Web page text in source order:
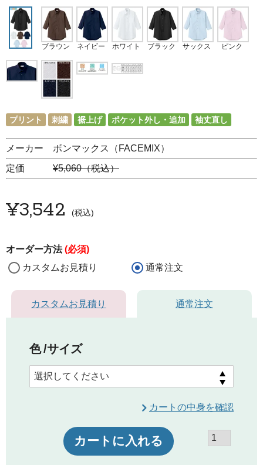
ブラウン ネイビー ホワイト ブラック サックス ピンク
プリント 刺繍 裾上げ ポケット外し・追加 袖丈直し
メーカー ボンマックス（FACEMIX）
定価 ¥5,060（税込）
¥3,542 税込
オーダー方法(必須)
カスタムお見積り
通常注文
カスタムお見積り 通常注文
色 サイズ
カートの中身を確認
カートに入れる